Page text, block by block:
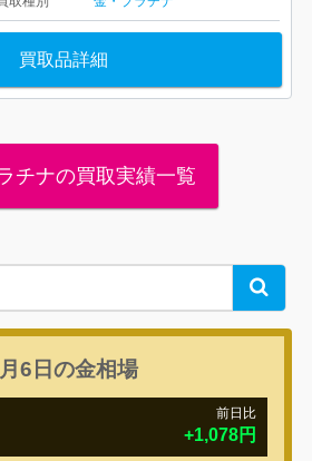
買取品詳細
チナの買取実績一覧
Search
6日の金相場
前日比
+1,078円